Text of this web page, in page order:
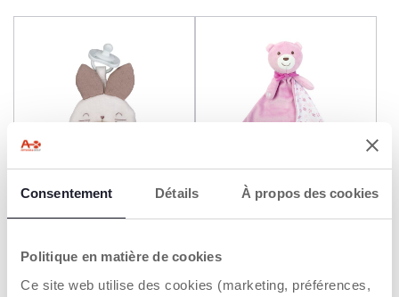
Consentement Détails À propos des cookies
Politique en matière de cookies
Ce site web utilise des cookies (marketing, préférences,
9,99 €
+ COULEURS
16,99 €